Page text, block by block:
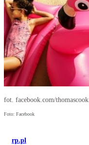
fot. facebook.com/thomascook
Foto: Facebook
rp.pl